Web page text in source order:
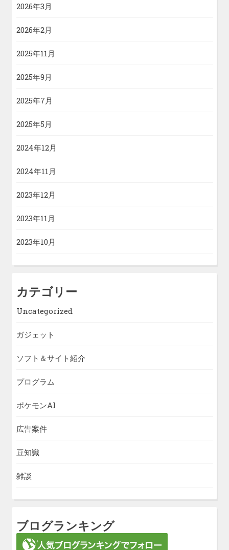
2026年3月
2026年2月
2025年11月
2025年9月
2025年7月
2025年5月
2024年12月
2024年11月
2023年12月
2023年11月
2023年10月
カテゴリー
Uncategorized
ガジェット
ソフト＆サイト紹介
プログラム
ポケモンAI
広告案件
豆知識
雑談
ブログランキング